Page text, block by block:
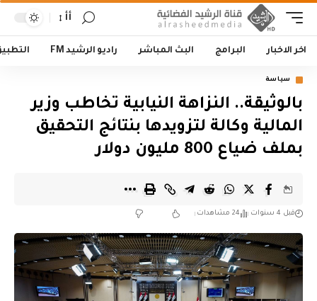
أأ
اخر الاخبار البرامج البث المباشر راديو الرشيد FM
سياسة
بالوثيقة.. النزاهة النيابية تخاطب وزير
المالية وكالة لتزويدها بنتائج التحقيق
بملف ضياع 800 مليون دولار
قبل 4 سنوات 24 مشاهدات